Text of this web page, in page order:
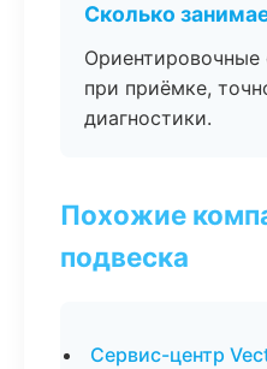
Сколько
при приёмке,
диагностики.
Похожие
подвеска
Сервис-центр